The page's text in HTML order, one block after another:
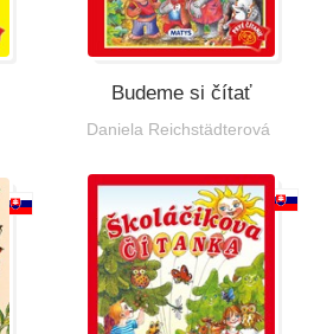
Budeme si čítať
Daniela Reichstädterová